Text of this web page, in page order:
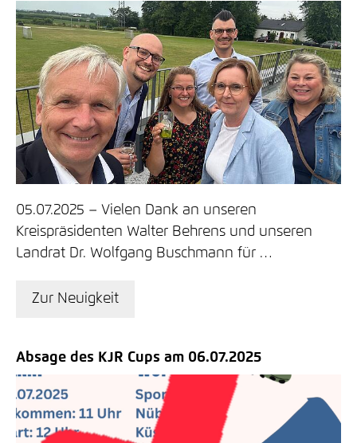
05.07.2025
Vielen Dank an unseren
Kreispräsidenten Walter Behrens und unseren
Landrat Dr. Wolfgang Buschmann für …
Zur Neuigkeit
Absage des KJR Cups am 06.07.2025